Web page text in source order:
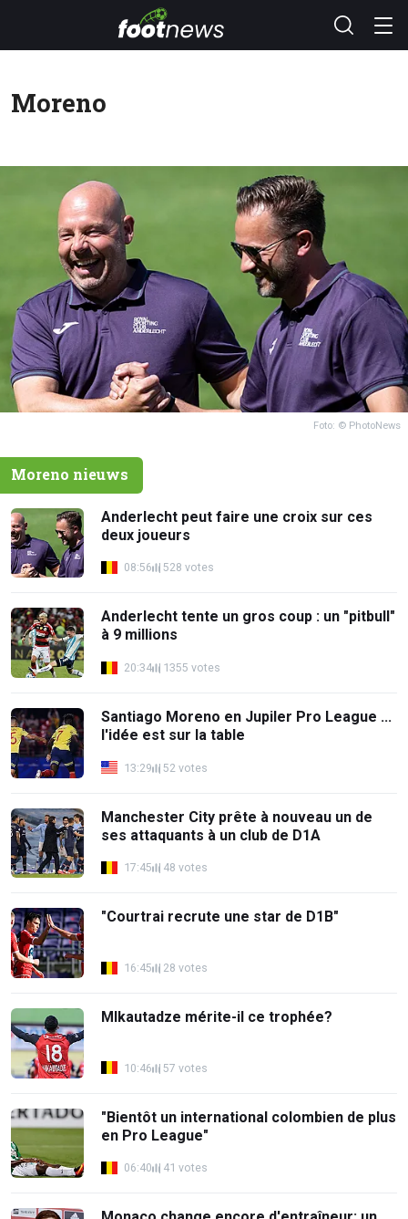
Moreno
Foto: © PhotoNews
Moreno nieuws
Anderlecht peut faire une croix sur ces
deux joueurs
08:56 528 votes
Anderlecht tente un gros coup : un "pitbull"
à 9 millions
20:34 1355 votes
Santiago Moreno en Jupiler Pro League ...
l'idée est sur la table
13:29 52 votes
Manchester City prête à nouveau un de
ses attaquants à un club de D1A
17:45 48 votes
"Courtrai recrute une star de D1B"
16:45 28 votes
MIkautadze mérite-il ce trophée?
10:46 57 votes
"Bientôt un international colombien de plus
en Pro League"
06:40 41 votes